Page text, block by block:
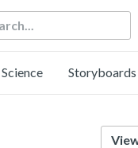
Science Storyboards